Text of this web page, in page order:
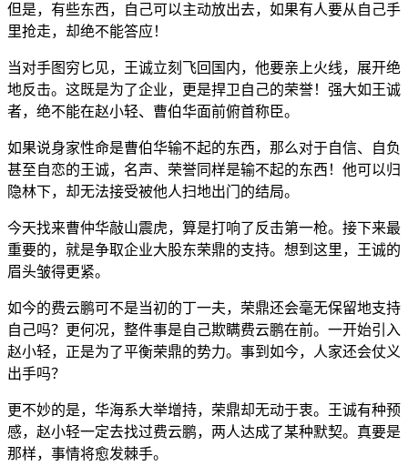
但是，有些东西，自己可以主动放出去，如果有人要从自己手
里抢走，却绝不能答应！
当对手图穷匕见，王诚立刻飞回国内，他要亲上火线，展开绝
地反击。这既是为了企业，更是捍卫自己的荣誉！强大如王诚
者，绝不能在赵小轻、曹伯华面前俯首称臣。
如果说身家性命是曹伯华输不起的东西，那么对于自信、自负
甚至自恋的王诚，名声、荣誉同样是输不起的东西！他可以归
隐林下，却无法接受被他人扫地出门的结局。
今天找来曹仲华敲山震虎，算是打响了反击第一枪。接下来最
重要的，就是争取企业大股东荣鼎的支持。想到这里，王诚的
眉头皱得更紧。
如今的费云鹏可不是当初的丁一夫，荣鼎还会毫无保留地支持
自己吗？更何况，整件事是自己欺瞒费云鹏在前。一开始引入
赵小轻，正是为了平衡荣鼎的势力。事到如今，人家还会仗义
出手吗？
更不妙的是，华海系大举增持，荣鼎却无动于衷。王诚有种预
感，赵小轻一定去找过费云鹏，两人达成了某种默契。真要是
那样，事情将愈发棘手。